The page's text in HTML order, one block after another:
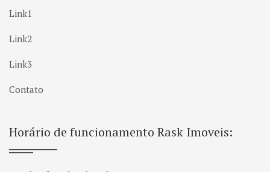
Link1
Link2
Link3
Contato
Horário de funcionamento Rask Imoveis: